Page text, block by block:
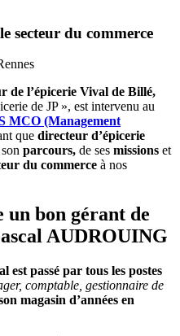
secteur du commerce
de l’épicerie Vival de Billé,
de JP », est intervenu au
MCO (Management
que directeur d’épicerie
parcours, de ses missions et
du commerce à nos
un bon gérant de
AUDROUING
est passé par tous les postes
comptable, gestionnaire de
magasin d’années en